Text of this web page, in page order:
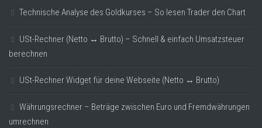
Technische Analyse des Goldkurses – So lesen Trader den Chart
USt-Rechner (Netto ↔ Brutto) – Schnell & einfach Umsatzsteuer
berechnen
USt-Rechner Widget für deine Webseite (Netto ↔ Brutto)
Währungsrechner – Beträge zwischen Euro und Fremdwährungen
umrechnen